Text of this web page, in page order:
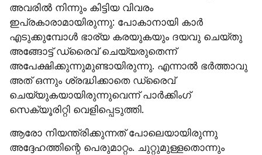
അവരിൽ നിന്നും കിട്ടിയ വിവരം
ഇപ്രകാരാമായിരുന്നു: പോകാനായി കാർ
എടുക്കുമ്പോൾ ഭാര്യ കരയുകയും ദയവു ചെയ്തു
അങ്ങോട്ട്‌ ഡ്രൈവ് ചെയ്യരുതെന്ന്
അപേക്ഷിക്കുന്നുമുണ്ടായിരുന്നു. എന്നാൽ ഭർത്താവു
അത് ഒന്നും ശ്രദ്ധിക്കാതെ ഡ്രൈവ്
ചെയ്യുകയായിരുന്നുവെന്ന് പാർക്കിംഗ്
സെക്യൂരിറ്റി വെളിപ്പെടുത്തി.
ആരോ നിയന്ത്രിക്കുന്നത് പോലെയായിരുന്നു
അദ്ദേഹത്തിന്റെ പെരുമാറ്റം. ചുറ്റുമുള്ളതൊന്നും